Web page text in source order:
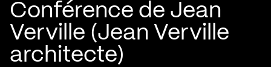
Conférence de Jean
Verville (Jean Verville
architecte)